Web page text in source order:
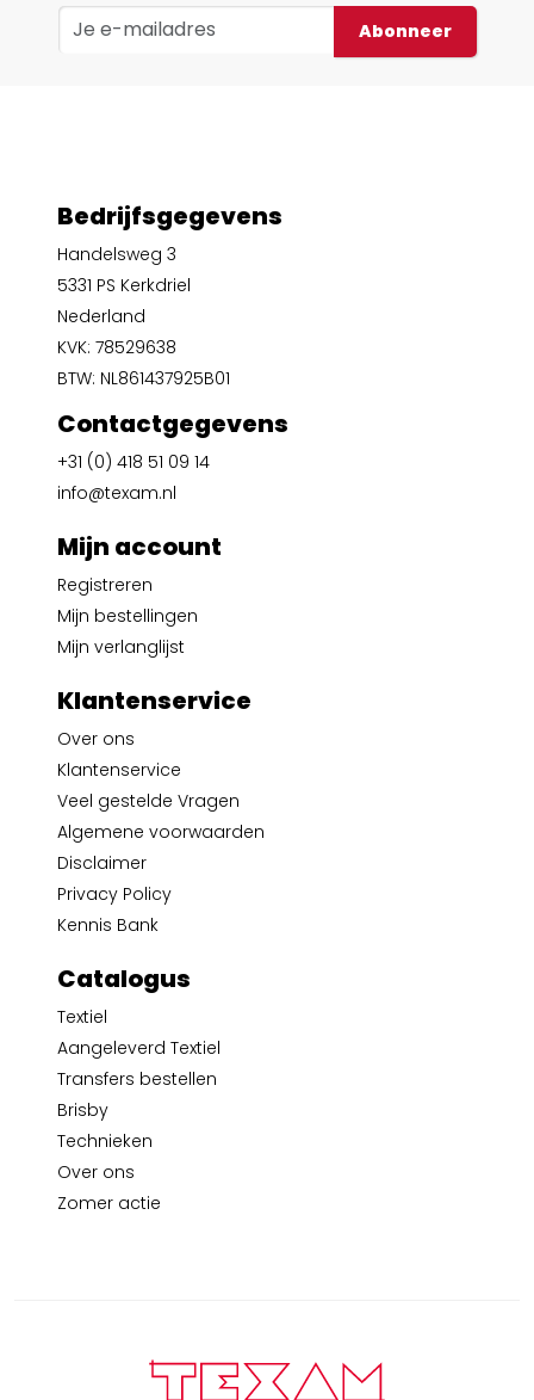
Abonneer
Bedrijfsgegevens
Handelsweg 3
5331 PS Kerkdriel
Nederland
KVK: 78529638
BTW: NL861437925B01
Contactgegevens
+31 (0) 418 51 09 14
info@texam.nl
Mijn account
Registreren
Mijn bestellingen
Mijn verlanglijst
Klantenservice
Over ons
Klantenservice
Veel gestelde Vragen
Algemene voorwaarden
Disclaimer
Privacy Policy
Kennis Bank
Catalogus
Textiel
Aangeleverd Textiel
Transfers bestellen
Brisby
Technieken
Over ons
Zomer actie